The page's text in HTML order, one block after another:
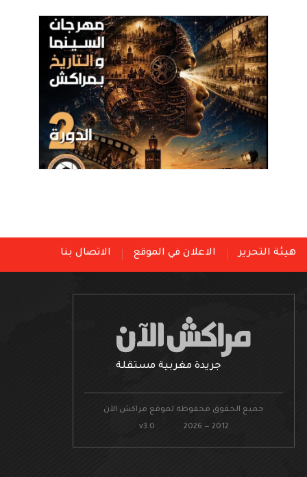
هيئة التحرير الاعلان في الموقع الاتصال بنا
جريدة مغربية مستقلة
جميع الحقوق محفوظة لموقع مراكش الآن
v3.0 2026 — 2012